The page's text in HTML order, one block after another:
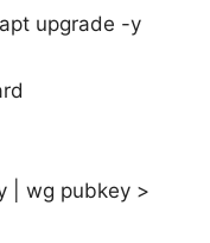
upgrade -y
| wg pubkey >